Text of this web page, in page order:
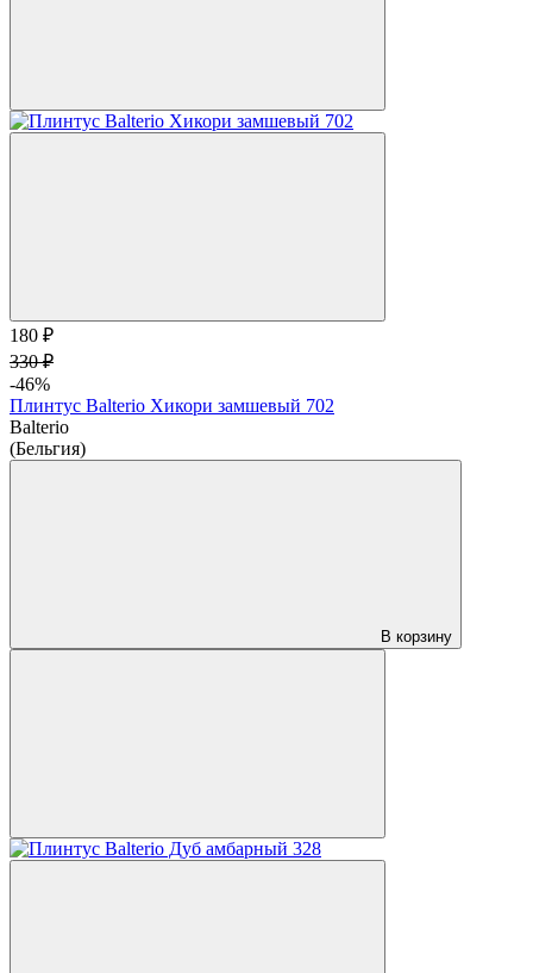
180 ₽
330 ₽
-46%
Плинтус Balterio Хикори замшевый 702
Balterio
(Бельгия)
В корзину